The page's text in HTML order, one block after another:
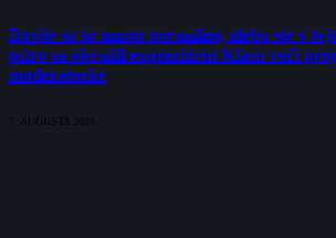
Bavíte sa so mnou normálne, alebo ste v
ostro sa ohradil exprezident Klasu voči
moderátorke
7. AUGUSTA 2026